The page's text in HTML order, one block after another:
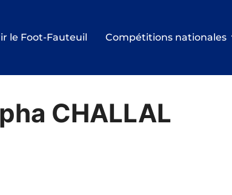
le Foot-Fauteuil Compétitions nationales
CHALLAL